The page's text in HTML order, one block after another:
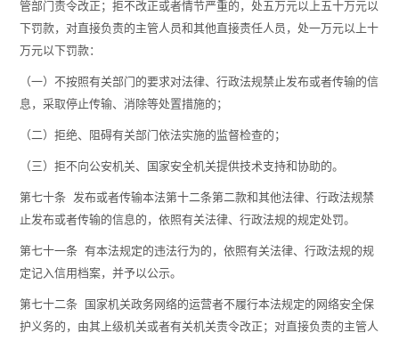
管部门责令改正；拒不改正或者情节严重的，处五万元以上五十万元以
下罚款，对直接负责的主管人员和其他直接责任人员，处一万元以上十
万元以下罚款：
（一）不按照有关部门的要求对法律、行政法规禁止发布或者传输的信
息，采取停止传输、消除等处置措施的；
（二）拒绝、阻碍有关部门依法实施的监督检查的；
（三）拒不向公安机关、国家安全机关提供技术支持和协助的。
第七十条 发布或者传输本法第十二条第二款和其他法律、行政法规禁
止发布或者传输的信息的，依照有关法律、行政法规的规定处罚。
第七十一条 有本法规定的违法行为的，依照有关法律、行政法规的规
定记入信用档案，并予以公示。
第七十二条 国家机关政务网络的运营者不履行本法规定的网络安全保
护义务的，由其上级机关或者有关机关责令改正；对直接负责的主管人